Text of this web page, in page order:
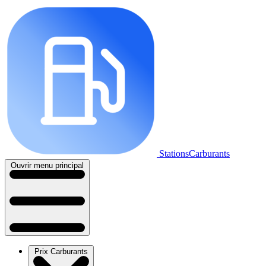
StationsCarburants
Ouvrir menu principal
Prix Carburants